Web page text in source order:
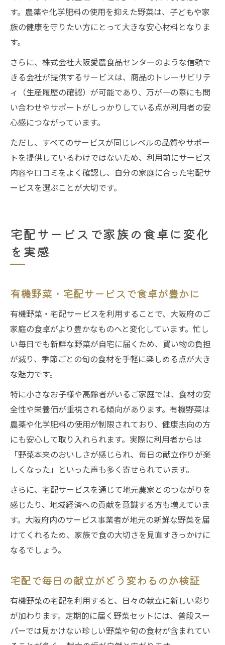
す。農薬や化学肥料の使用を抑えた野菜は、子どもや家
族の健康を守りたい方にとって大きな安心材料となりま
す。
さらに、株式会社大阪愛農食品センターのような信頼で
きる会社が提供するサービスは、商品のトレーサビリテ
ィ（生産履歴の確認）が可能であり、万が一の際にも問
い合わせやサポートがしっかりしている点が利用者の安
心感につながっています。
ただし、すべてのサービスが同じレベルの品質やサポー
トを提供しているわけではないため、利用前にサービス
内容や口コミをよく確認し、自分の家庭に合った宅配サ
ービスを選ぶことが大切です。
宅配サービスで家族の食卓に変化
を実感
有機野菜・宅配サービスで食卓が豊かに
有機野菜・宅配サービスを利用することで、大阪府のご
家庭の食卓がより豊かなものへと変化しています。忙し
い毎日でも新鮮な野菜が自宅に届くため、買い物の負担
が減り、季節ごとの旬の食材を手軽に楽しめる点が大き
な魅力です。
特に小さなお子様や高齢者がいるご家庭では、食材の安
全性や栄養価が重視される傾向があります。有機野菜は
農薬や化学肥料の使用が制限されており、健康志向の方
にも安心して取り入れられます。実際に利用者からは
「野菜本来のおいしさが感じられ、毎日の献立作りが楽
しくなった」といった声も多く寄せられています。
さらに、宅配サービスを通じて地元農家とのつながりを
感じたり、地域経済への貢献を意識する方も増えていま
す。大阪府内のサービス事業者が地元の新鮮な野菜を届
けてくれるため、家族で食の大切さを見直すきっかけに
なるでしょう。
宅配で毎日の献立がどう変わるのか検証
有機野菜の宅配を利用すると、日々の献立に新しい彩り
が加わります。定期的に届く野菜セットには、普段スー
パーでは見かけない珍しい野菜や旬の食材が含まれてい